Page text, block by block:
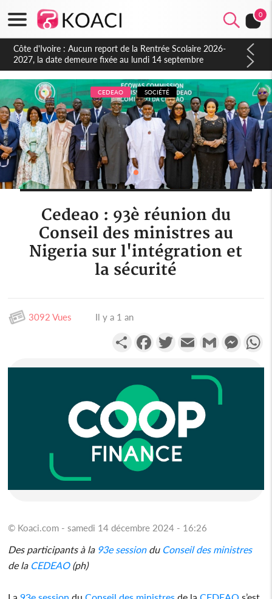
0
Côte d'Ivoire : Indépendance à Blahou, le sous-préfet : « La
fête nous invite à mesurer le chemin parcouru et à renouveler
notre engagement collectif en faveur du développement »
CEDEAO SOCIÉTÉ
Cedeao : 93è réunion du
Conseil des ministres au
Nigeria sur l'intégration et
la sécurité
3092 Vues Il y a 1 an
PartagerFacebookTwitterEmail Gmail
© Koaci.com - samedi 14 décembre 2024 - 16:26
Des participants à la93e sessionduConseil des ministres
de la CEDEAO(ph)